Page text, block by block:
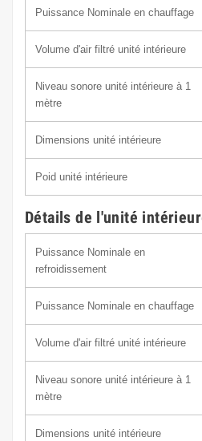
Puissance Nominale en chauffage
Volume d'air filtré unité intérieure
Niveau sonore unité intérieure à 1
mètre
Dimensions unité intérieure
Poid unité intérieure
Détails de l'unité
Puissance Nominale en
refroidissement
Puissance Nominale en chauffage
Volume d'air filtré unité intérieure
Niveau sonore unité intérieure à 1
mètre
Dimensions unité intérieure